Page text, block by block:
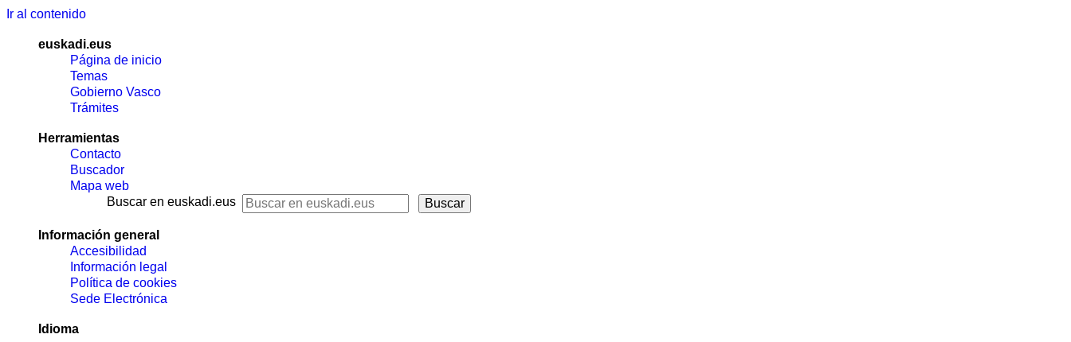
Ir al contenido
euskadi.eus
Página de inicio
Temas
Gobierno Vasco
Trámites
Herramientas
Contacto
Buscador
Mapa web
Buscar en euskadi.eus
Información general
Accesibilidad
Información legal
Política de cookies
Sede Electrónica
Idioma